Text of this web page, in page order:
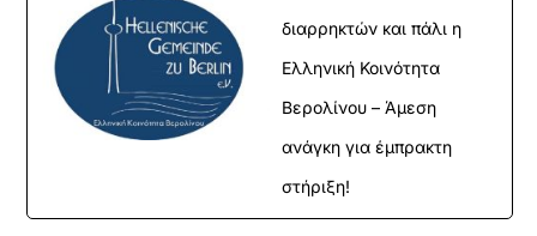
διαρρηκτών και πάλι η
Ελληνική Κοινότητα
Βερολίνου – Άμεση
ανάγκη για έμπρακτη
στήριξη!